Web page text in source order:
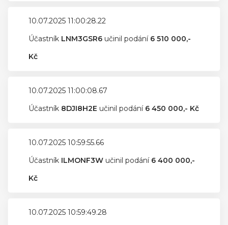
10.07.2025 11:00:28.22
Účastník LNM3GSR6 učinil podání 6 510 000,-
Kč
10.07.2025 11:00:08.67
Účastník 8DJI8H2E učinil podání 6 450 000,- Kč
10.07.2025 10:59:55.66
Účastník ILMONF3W učinil podání 6 400 000,-
Kč
10.07.2025 10:59:49.28